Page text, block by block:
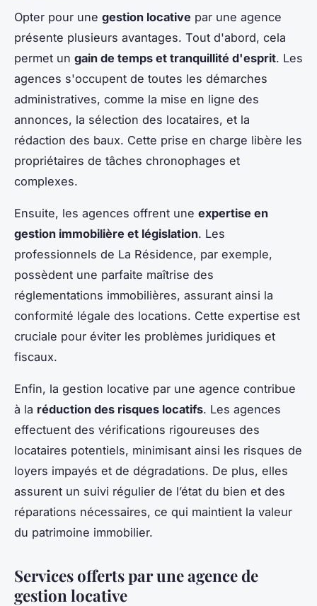
Opter pour une gestion locative par une agence
présente plusieurs avantages. Tout d'abord, cela
permet un gain de temps et tranquillité d'esprit. Les
agences s'occupent de toutes les démarches
administratives, comme la mise en ligne des
annonces, la sélection des locataires, et la
rédaction des baux. Cette prise en charge libère les
propriétaires de tâches chronophages et
complexes.
Ensuite, les agences offrent une expertise en
gestion immobilière et législation. Les
professionnels de La Résidence, par exemple,
possèdent une parfaite maîtrise des
réglementations immobilières, assurant ainsi la
conformité légale des locations. Cette expertise est
cruciale pour éviter les problèmes juridiques et
fiscaux.
Enfin, la gestion locative par une agence contribue
à la réduction des risques locatifs. Les agences
effectuent des vérifications rigoureuses des
locataires potentiels, minimisant ainsi les risques de
loyers impayés et de dégradations. De plus, elles
assurent un suivi régulier de l’état du bien et des
réparations nécessaires, ce qui maintient la valeur
du patrimoine immobilier.
Services offerts par une agence de
gestion locative